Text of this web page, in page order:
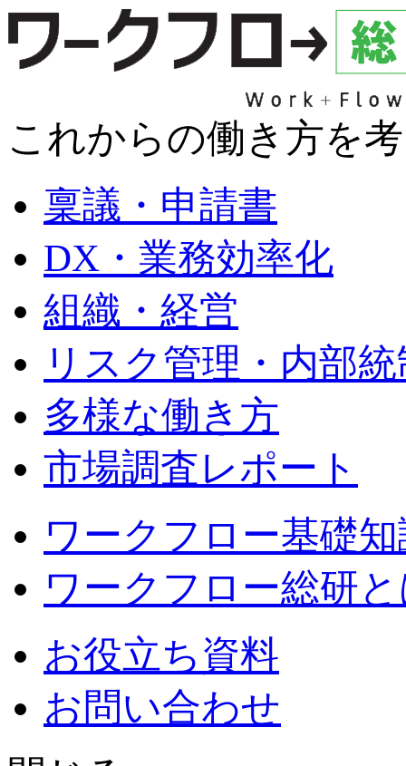
これからの働き方を
稟議・申請書
DX・業務効率化
組織・経営
リスク管理・内部
多様な働き方
市場調査レポート
ワークフロー基礎
ワークフロー総研
お役立ち資料
お問い合わせ